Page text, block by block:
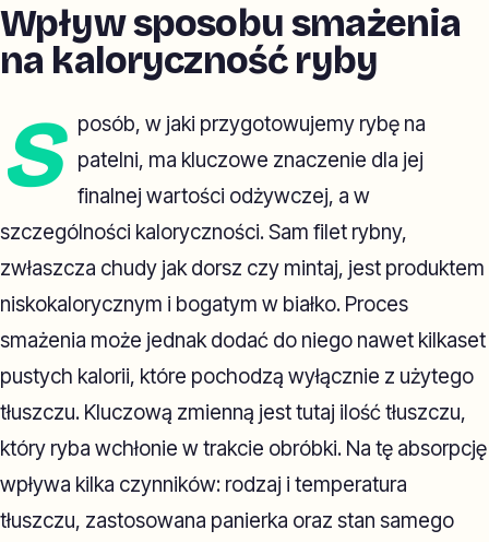
Wpływ sposobu smażenia
na kaloryczność ryby
S
posób, w jaki przygotowujemy rybę na
patelni, ma kluczowe znaczenie dla jej
finalnej wartości odżywczej, a w
szczególności kaloryczności. Sam filet rybny,
zwłaszcza chudy jak dorsz czy mintaj, jest produktem
niskokalorycznym i bogatym w białko. Proces
smażenia może jednak dodać do niego nawet kilkaset
pustych kalorii, które pochodzą wyłącznie z użytego
tłuszczu. Kluczową zmienną jest tutaj ilość tłuszczu,
który ryba wchłonie w trakcie obróbki. Na tę absorpcję
wpływa kilka czynników: rodzaj i temperatura
tłuszczu, zastosowana panierka oraz stan samego